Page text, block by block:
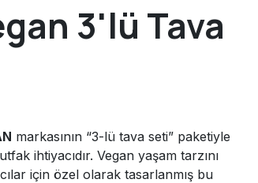
3'lü Tava
markasının “3-lü tava seti” paketiyle
ihtiyacıdır. Vegan yaşam tarzını
için özel olarak tasarlanmış bu